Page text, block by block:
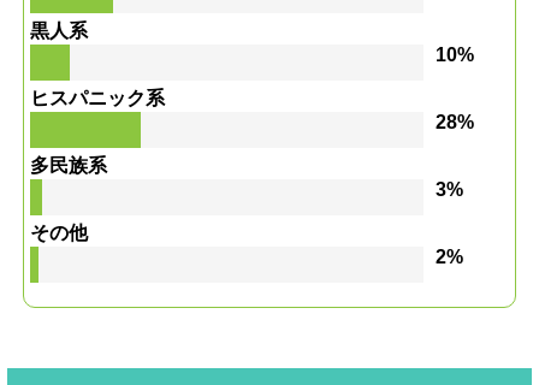
黒人系
10%
ヒスパニック系
28%
多民族系
3%
その他
2%